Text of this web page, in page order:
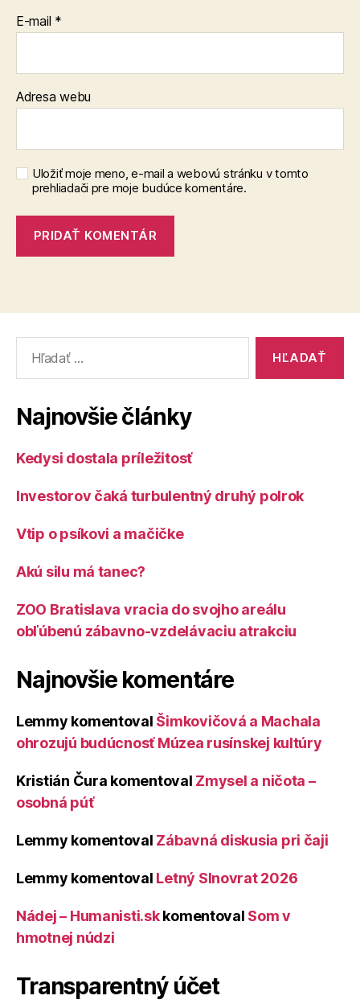
E-mail *
Adresa webu
Uložiť moje meno, e-mail a webovú stránku v tomto
prehliadači pre moje budúce komentáre.
Najnovšie články
Kedysi dostala príležitosť
Investorov čaká turbulentný druhý polrok
Vtip o psíkovi a mačičke
Akú silu má tanec?
ZOO Bratislava vracia do svojho areálu
obľúbenú zábavno-vzdelávaciu atrakciu
Najnovšie komentáre
Lemmy komentoval Šimkovičová a Machala
ohrozujú budúcnosť Múzea rusínskej kultúry
Kristián Čura komentoval Zmysel a ničota –
osobná púť
Lemmy komentoval Zábavná diskusia pri čaji
Lemmy komentoval Letný Slnovrat 2026
Nádej – Humanisti.skkomentoval Som v
hmotnej núdzi
Transparentný účet